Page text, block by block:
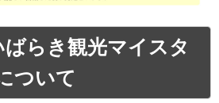
らき観光マイスタ
ついて